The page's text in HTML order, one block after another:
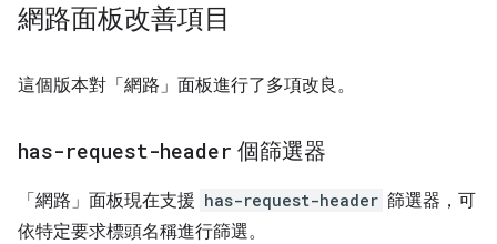
網路面板改善項目
這個版本對「網路」 面板進行了多項改良。
has-request-header 個篩選器
「網路」 面板現在支援 has-request-header 篩選器，可
依特定要求標頭名稱進行篩選。